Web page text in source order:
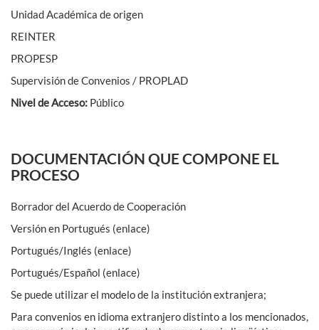
Unidad Académica de origen
REINTER
PROPESP
Supervisión de Convenios / PROPLAD
Nivel de Acceso: Público
DOCUMENTACIÓN QUE COMPONE EL
PROCESO
Borrador del Acuerdo de Cooperación
Versión en Portugués (enlace)
Portugués/Inglés (enlace)
Portugués/Español (enlace)
Se puede utilizar el modelo de la institución extranjera;
Para convenios en idioma extranjero distinto a los mencionados,